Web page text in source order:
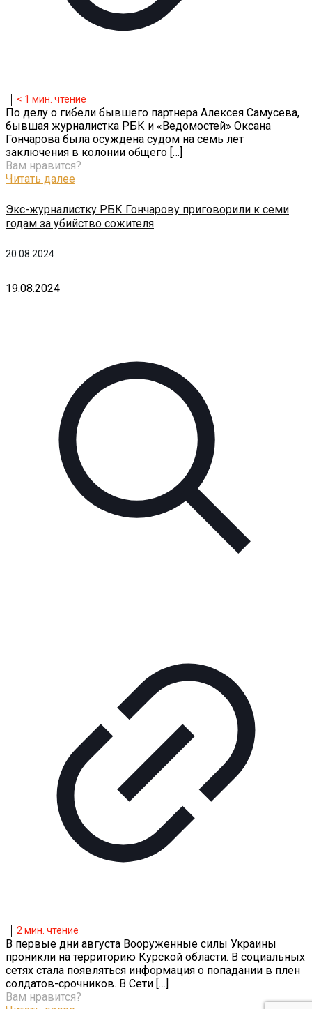
20.08.2024
Экс-журналистку РБК Гончарову приговорили к семи
годам за убийство сожителя
< 1 мин. чтение
По делу о гибели бывшего партнера Алексея Самусева,
бывшая журналистка РБК и «Ведомостей» Оксана
Гончарова была осуждена судом на семь лет
заключения в колонии общего […]
Вам нравится?
Читать далее
19.08.2024
2 мин. чтение
В первые дни августа Вооруженные силы Украины
проникли на территорию Курской области. В социальных
сетях стала появляться информация о попадании в плен
солдатов-срочников. В Сети […]
Вам нравится?